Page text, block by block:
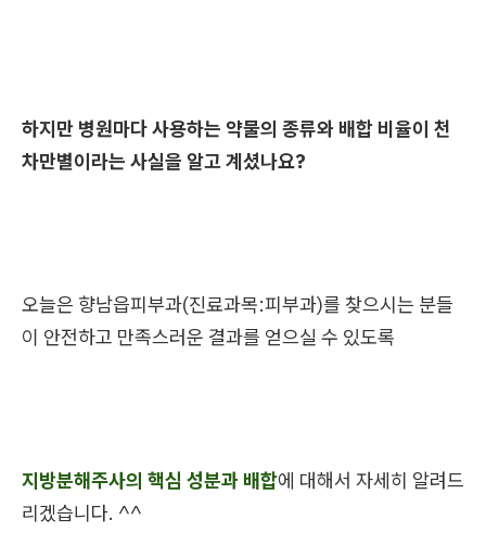
하지만 병원마다 사용하는 약물의 종류와 배합 비율이 천
차만별이라는 사실을 알고 계셨나요?
오늘은 향남읍피부과(진료과목:피부과)를 찾으시는 분들
이 안전하고 만족스러운 결과를 얻으실 수 있도록
지방분해주사의 핵심 성분과 배합에 대해서 자세히 알려드
리겠습니다. ^^